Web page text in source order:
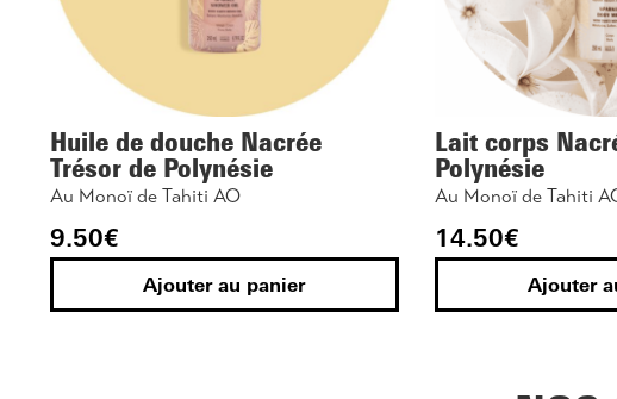
Huile de douche Nacrée
Trésor de Polynésie
Au Monoï de Tahiti AO
9.50€
Ajouter au panier
Lait corps
Polynésie
Au Monoï de Tahiti
14.50€
Ajouter